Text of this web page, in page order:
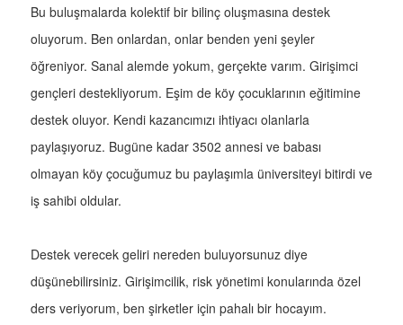
Bu buluşmalarda kolektif bir bilinç oluşmasına destek
oluyorum. Ben onlardan, onlar benden yeni şeyler
öğreniyor. Sanal alemde yokum, gerçekte varım. Girişimci
gençleri destekliyorum. Eşim de köy çocuklarının eğitimine
destek oluyor. Kendi kazancımızı ihtiyacı olanlarla
paylaşıyoruz. Bugüne kadar 3502 annesi ve babası
olmayan köy çocuğumuz bu paylaşımla üniversiteyi bitirdi ve
iş sahibi oldular.
Destek verecek geliri nereden buluyorsunuz diye
düşünebilirsiniz. Girişimcilik, risk yönetimi konularında özel
ders veriyorum, ben şirketler için pahalı bir hocayım.